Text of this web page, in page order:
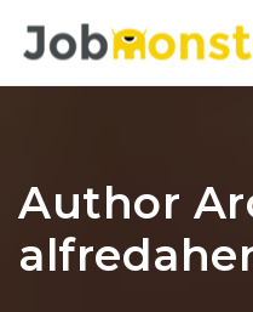
Author